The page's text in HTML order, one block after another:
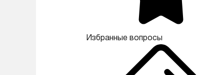
Избранные вопросы